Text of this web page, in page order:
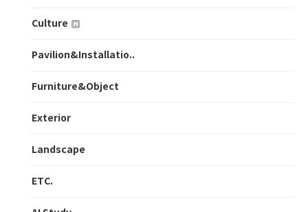
Culture
Pavilion&Installatio..
Furniture&Object
Exterior
Landscape
ETC.